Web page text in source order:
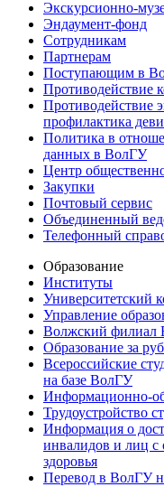
Экскурсионно-
Эндаумент-фонд
Сотрудникам
Партнерам
Поступающим в
Противодействие
Противодействие
профилактика
Политика в
данных в ВолГУ
Центр
Закупки
Почтовый сервис
Объединенный
Телефонный
Образование
Институты
Университетский
Управление
Волжский филиал
Образование за
Всероссийские
на базе ВолГУ
Информационно-
Трудоустройство
Информация о
инвалидов и лиц
здоровья
Перевод в ВолГУ